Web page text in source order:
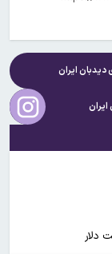
دیدبان ایران